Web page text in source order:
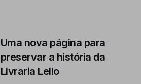
Uma nova página para
preservar a história da
Livraria Lello